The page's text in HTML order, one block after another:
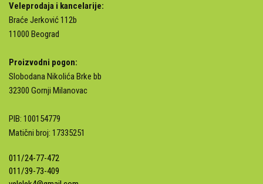
Veleprodaja i kancelarije:
Braće Jerković 112b
11000 Beograd
Proizvodni pogon:
Slobodana Nikolića Brke bb
32300 Gornji Milanovac
PIB: 100154779
Matični broj: 17335251
011/24-77-472
011/39-73-409